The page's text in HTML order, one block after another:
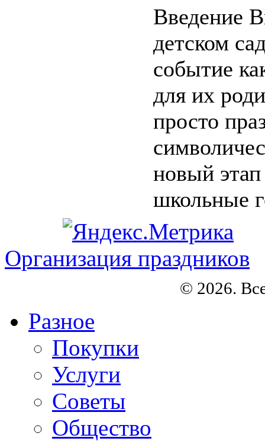
Введение
детском
событие
для их
просто
новый
школьные
Организация праздников
© 2026.
Разное
Покупки
Услуги
Советы
Общество